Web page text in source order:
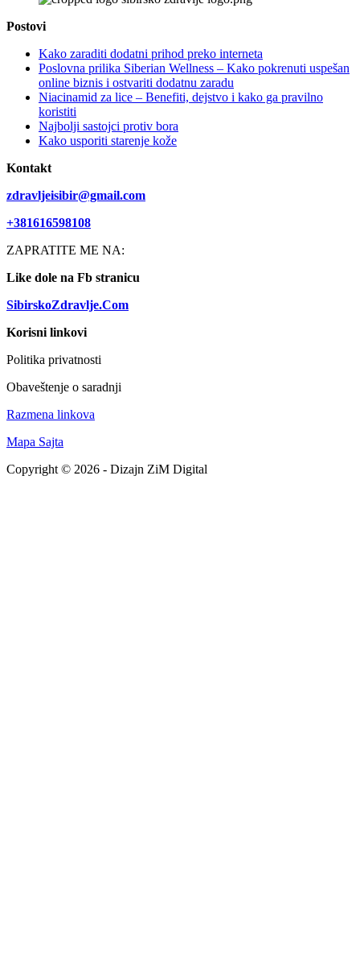
Postovi
Kako zaraditi dodatni prihod preko interneta
Poslovna prilika Siberian Wellness – Kako pokrenuti uspešan
online biznis i ostvariti dodatnu zaradu
Niacinamid za lice – Benefiti, dejstvo i kako ga pravilno
koristiti
Najbolji sastojci protiv bora
Kako usporiti starenje kože
Kontakt
zdravljeisibir@gmail.com
+381616598108
ZAPRATITE ME NA:
Like dole na Fb stranicu
SibirskoZdravlje.Com
Korisni linkovi
Politika privatnosti
Obaveštenje o saradnji
Razmena linkova
Mapa Sajta
Copyright © 2026 - Dizajn ZiM Digital